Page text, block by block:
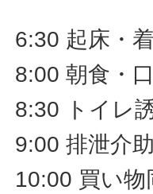
6:30 起床・
8:00 朝食・
8:30 トイレ
9:00 排泄介
10:00 買い